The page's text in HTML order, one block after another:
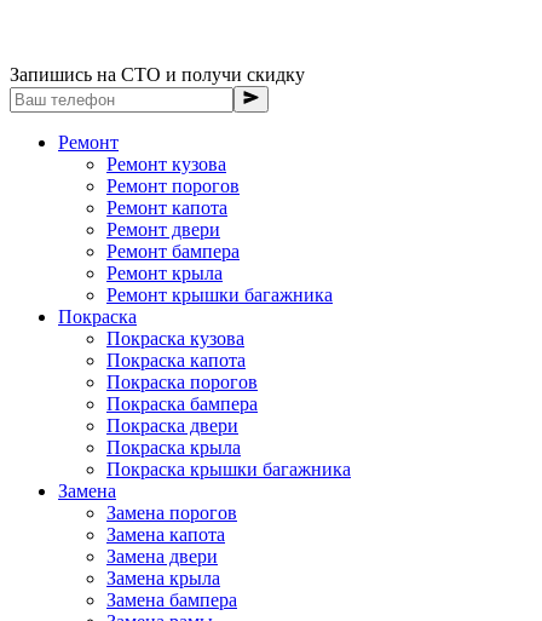
Запишись на СТО и получи скидку
Ремонт
Ремонт кузова
Ремонт порогов
Ремонт капота
Ремонт двери
Ремонт бампера
Ремонт крыла
Ремонт крышки багажника
Покраска
Покраска кузова
Покраска капота
Покраска порогов
Покраска бампера
Покраска двери
Покраска крыла
Покраска крышки багажника
Замена
Замена порогов
Замена капота
Замена двери
Замена крыла
Замена бампера